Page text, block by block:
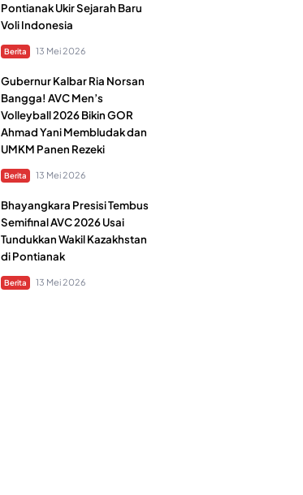
Pontianak Ukir Sejarah Baru
Voli Indonesia
Berita 13 Mei 2026
Gubernur Kalbar Ria Norsan
Bangga! AVC Men’s
Volleyball 2026 Bikin GOR
Ahmad Yani Membludak dan
UMKM Panen Rezeki
Berita 13 Mei 2026
Bhayangkara Presisi Tembus
Semifinal AVC 2026 Usai
Tundukkan Wakil Kazakhstan
di Pontianak
Berita 13 Mei 2026